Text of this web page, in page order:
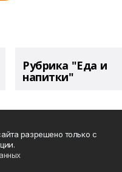
Рубрика "Еда и
напитки"
разрешено только с